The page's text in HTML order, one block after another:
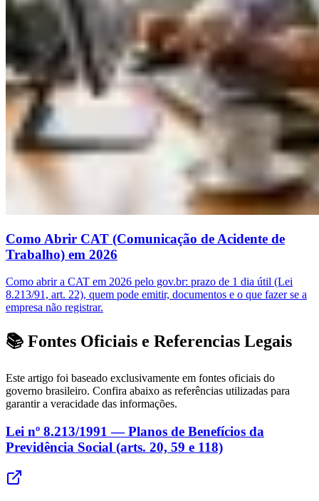
Como Abrir CAT (Comunicação de Acidente de
Trabalho) em 2026
Como abrir a CAT em 2026 pelo gov.br: prazo de 1 dia útil (Lei
8.213/91, art. 22), quem pode emitir, documentos e o que fazer se a
empresa não registrar.
📚 Fontes Oficiais e Referencias Legais
Este artigo foi baseado exclusivamente em fontes oficiais do
governo brasileiro. Confira abaixo as referências utilizadas para
garantir a veracidade das informações.
Lei nº 8.213/1991 — Planos de Benefícios da
Previdência Social (arts. 20, 59 e 118)